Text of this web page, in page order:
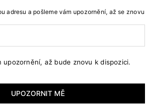
adresu a pošleme vám upozornění, až se znovu
upozornění, až bude znovu k dispozici.
UPOZORNIT MĚ